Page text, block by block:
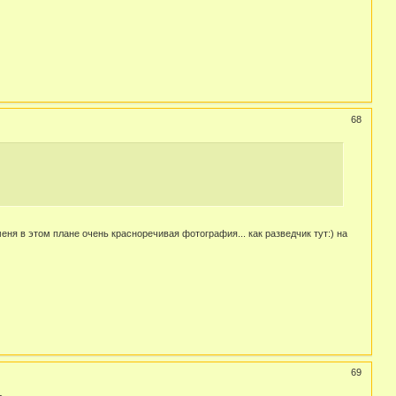
68
в этом плане очень красноречивая фотография... как разведчик тут:) на
69